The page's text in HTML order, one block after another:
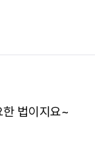
한 법이지요~